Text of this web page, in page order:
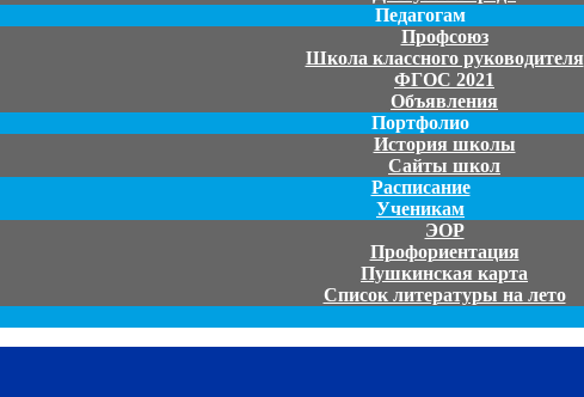
Педагогам
Профсоюз
Школа классного руководителя
ФГОС 2021
Объявления
Портфолио
История школы
Сайты школ
Расписание
Ученикам
ЭОР
Профориентация
Пушкинская карта
Список литературы на лето